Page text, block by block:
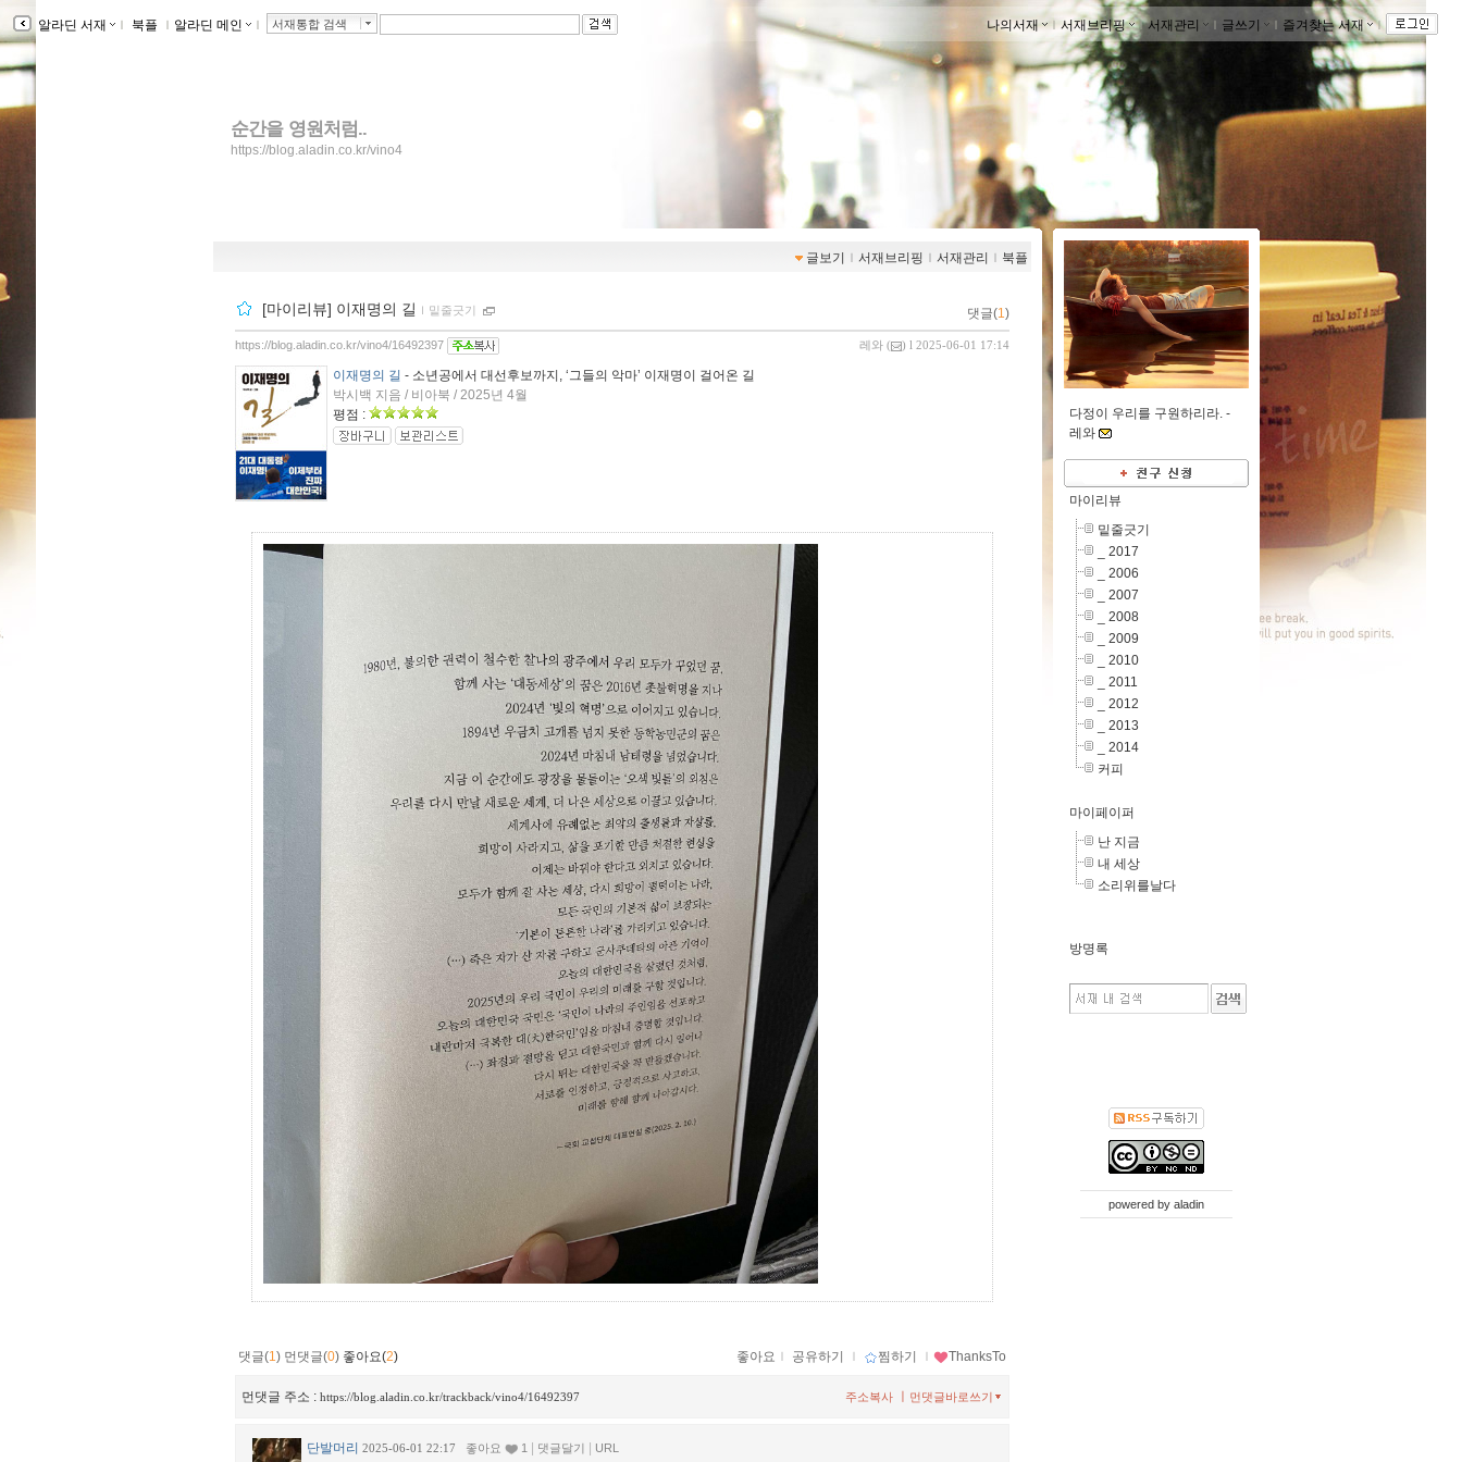
알라딘 서재 ｌ 북플 ｌ 알라딘 메인 ｌ 서재통합 검색 나의서재 ｌ서재브리핑 ｌ서재관리 ｌ 글쓰기 ｌ 즐겨찾는 서재 ｌ
순간을 영원처럼..
https://blog.aladin.co.kr/vino4
글보기 ｌ 서재브리핑 ｌ 서재관리 ｌ 북플
[마이리뷰] 이재명의 길 ｌ 밑줄긋기 댓글(1)
레와 ( ) l 2025-06-01 17:14
https://blog.aladin.co.kr/vino4/16492397
이재명의 길 - 소년공에서 대선후보까지, ‘그들의 악마’ 이재명이 걸어온 길
박시백 지음 / 비아북 / 2025년 4월
평점 :
댓글(1) 먼댓글(0) 좋아요(2) 좋아요 ｌ 공유하기 ｌ 찜하기 ｌ ThanksTo
먼댓글 주소 : https://blog.aladin.co.kr/trackback/vino4/16492397 먼댓글바로쓰기
주소복사
단발머리 2025-06-01 22:17 좋아요 1 댓글달기 URL
다정이 우리를 구원하리라. -
레와
마이리뷰
밑줄긋기
_ 2017
_ 2006
_ 2007
_ 2008
_ 2009
_ 2010
_ 2011
_ 2012
_ 2013
_ 2014
커피
마이페이퍼
난 지금
내 세상
소리위를날다
방명록
powered by aladin